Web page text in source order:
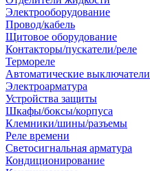
Электрооборудование
Провод/кабель
Щитовое оборудование
Контакторы/пускатели/реле
Термореле
Автоматические выключатели
Электроарматура
Устройства защиты
Шкафы/боксы/корпуса
Клемники/шины/разъемы
Реле времени
Светосигнальная арматура
Кондиционирование